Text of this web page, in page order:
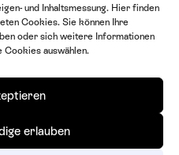
und Inhaltsmessung. Hier finden
Cookies. Sie können Ihre
oder sich weitere Informationen
Cookies auswählen.
erlauben
aus Leipzig
.punzemail@gmail.com